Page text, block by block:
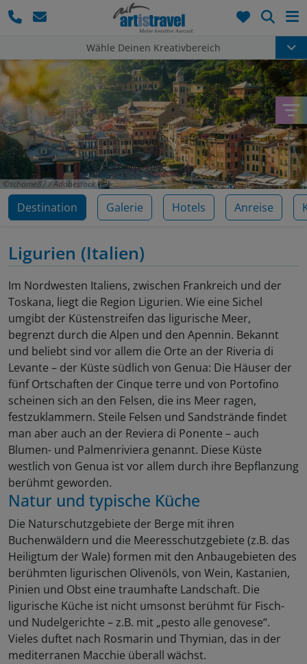
Wähle Deinen Kreativbereich
schame87 / Adobestock
Destination Galerie Hotels Anreise
Ligurien (Italien)
Im Nordwesten Italiens, zwischen Frankreich und der
Toskana, liegt die Region Ligurien. Wie eine Sichel
umgibt der Küstenstreifen das ligurische Meer,
begrenzt durch die Alpen und den Apennin. Bekannt
und beliebt sind vor allem die Orte an der Riveria di
Levante – der Küste südlich von Genua: Die Häuser der
fünf Ortschaften der Cinque terre und von Portofino
scheinen sich an den Felsen, die ins Meer ragen,
festzuklammern. Steile Felsen und Sandstrände findet
man aber auch an der Reviera di Ponente – auch
Blumen- und Palmenriviera genannt. Diese Küste
westlich von Genua ist vor allem durch ihre Bepflanzung
berühmt geworden.
Natur und typische Küche
Die Naturschutzgebiete der Berge mit ihren
Buchenwäldern und die Meeresschutzgebiete (z.B. das
Heiligtum der Wale) formen mit den Anbaugebieten des
berühmten ligurischen Olivenöls, von Wein, Kastanien,
Pinien und Obst eine traumhafte Landschaft. Die
ligurische Küche ist nicht umsonst berühmt für Fisch-
und Nudelgerichte – z.B. mit „pesto alle genovese“.
Vieles duftet nach Rosmarin und Thymian, das in der
mediterranen Macchie überall wächst.